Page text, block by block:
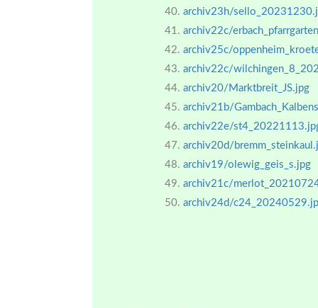
archiv23h/
archiv22c/
archiv25c/
archiv22c/
archiv20/Marktbreit_JS.jpg
archiv21b/
archiv22e/
archiv20d/
archiv19/olewig_geis_s.jpg
archiv21c/
archiv24d/